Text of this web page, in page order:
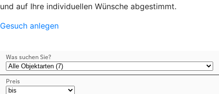
und auf Ihre individuellen Wünsche abgestimmt.
Gesuch anlegen